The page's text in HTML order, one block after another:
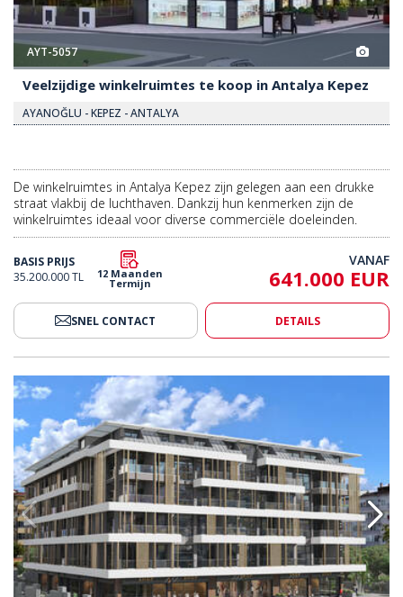
AYT-5057
Veelzijdige winkelruimtes te koop in Antalya Kepez
AYANOĞLU - KEPEZ - ANTALYA
De winkelruimtes in Antalya Kepez zijn gelegen aan een drukke
straat vlakbij de luchthaven. Dankzij hun kenmerken zijn de
winkelruimtes ideaal voor diverse commerciële doeleinden.
BASIS PRIJS
35.200.000 TL
12 Maanden
Termijn
VANAF
641.000 EUR
SNEL CONTACT DETAILS
In Alanya, Turkije 2 Kantoren Met Overdekte